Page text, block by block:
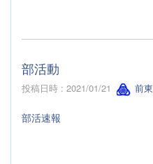
部活動
投稿日時 : 2021/01/21 前東
部活速報